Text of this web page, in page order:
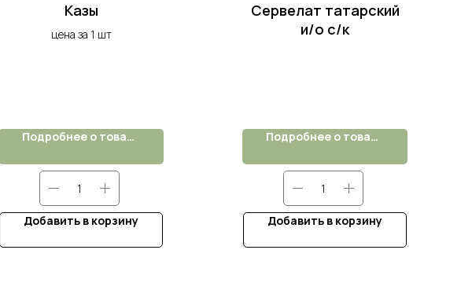
Казы
цена за 1 шт
Подробнее о товаре
Добавить в корзину
Сервелат татарский
и/о с/к
Подробнее о товаре
Добавить в корзину